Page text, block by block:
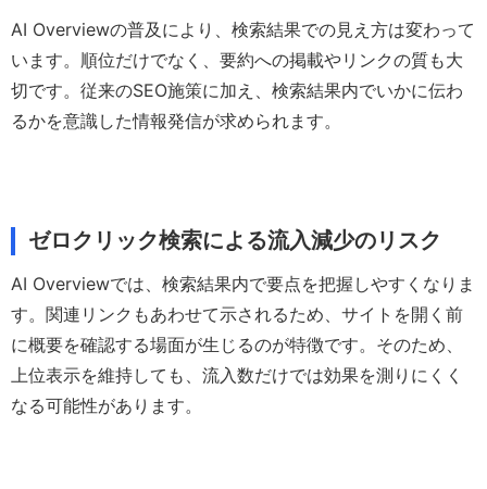
AI Overviewの普及により、検索結果での見え方は変わって
います。順位だけでなく、要約への掲載やリンクの質も大
切です。従来のSEO施策に加え、検索結果内でいかに伝わ
るかを意識した情報発信が求められます。
ゼロクリック検索による流入減少のリスク
AI Overviewでは、検索結果内で要点を把握しやすくなりま
す。関連リンクもあわせて示されるため、サイトを開く前
に概要を確認する場面が生じるのが特徴です。そのため、
上位表示を維持しても、流入数だけでは効果を測りにくく
なる可能性があります。